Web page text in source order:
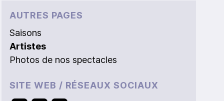
AUTRES PAGES
Saisons
Artistes
Photos de nos spectacles
SITE WEB / RÉSEAUX SOCIAUX